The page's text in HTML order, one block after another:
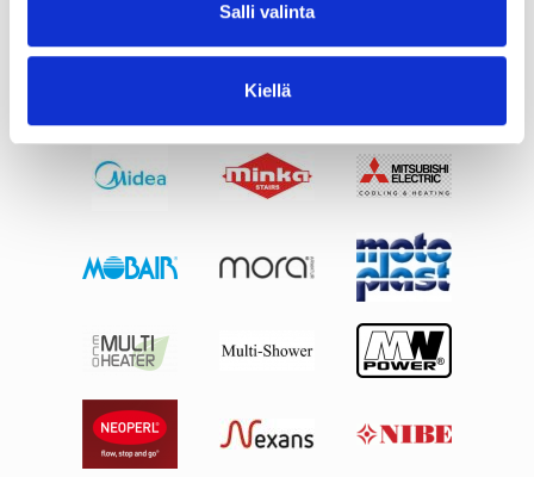
Salli valinta
Kiellä